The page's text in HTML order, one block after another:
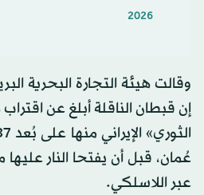
2026
وقالت هيئة التجارة البحرية
إن قبطان الناقلة أبلغ عن
عُمان، قبل أن يفتحا النار
عبر اللاسلكي.